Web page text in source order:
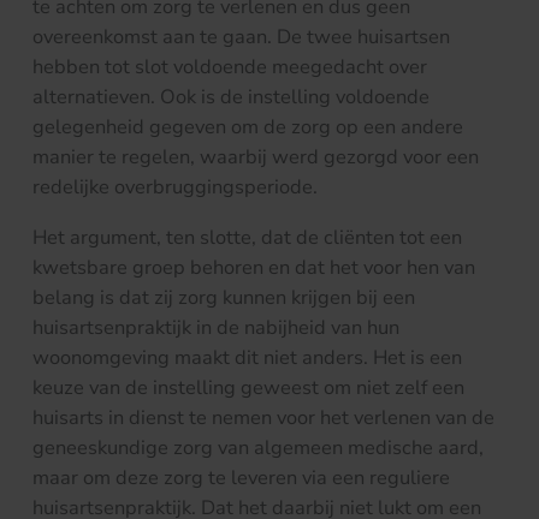
te achten om zorg te verlenen en dus geen
overeenkomst aan te gaan. De twee huisartsen
hebben tot slot voldoende meegedacht over
alternatieven. Ook is de instelling voldoende
gelegenheid gegeven om de zorg op een andere
manier te regelen, waarbij werd gezorgd voor een
redelijke overbruggingsperiode.
Het argument, ten slotte, dat de cliënten tot een
kwetsbare groep behoren en dat het voor hen van
belang is dat zij zorg kunnen krijgen bij een
huisartsenpraktijk in de nabijheid van hun
woonomgeving maakt dit niet anders. Het is een
keuze van de instelling geweest om niet zelf een
huisarts in dienst te nemen voor het verlenen van de
geneeskundige zorg van algemeen medische aard,
maar om deze zorg te leveren via een reguliere
huisartsenpraktijk. Dat het daarbij niet lukt om een